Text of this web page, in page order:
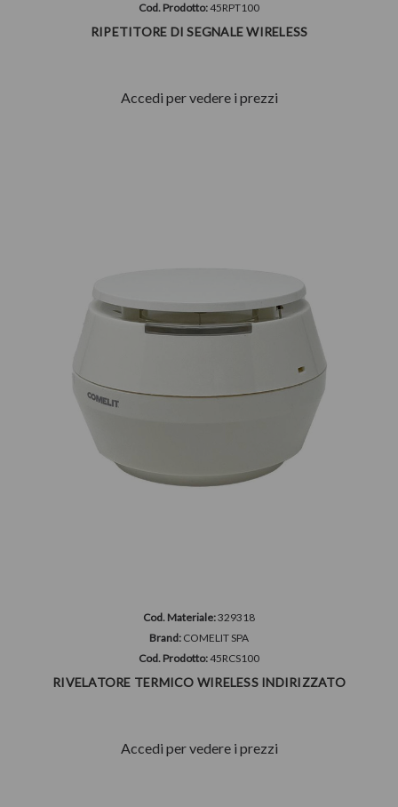
Cod. Prodotto:45RPT100
RIPETITORE DI SEGNALE WIRELESS
Accedi per vedere i prezzi
Cod. Materiale:329318
Brand: COMELIT SPA
Cod. Prodotto:45RCS100
RIVELATORE TERMICO WIRELESS INDIRIZZATO
Accedi per vedere i prezzi